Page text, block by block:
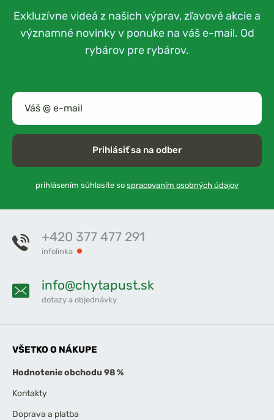
Exkluzívne videá z našich výprav, zľavové akcie a
významné novinky v ponuke na váš e-mail. Od
rybárov pre rybárov.
Prihlásiť sa na odber
prihlásením súhlasíte so spracovaním osobných údajov
+420 377 477 291
infolinka
info@chytapust.sk
dotazy a objednávky
VŠETKO O NÁKUPE
Hodnotenie obchodu 98 %
Kontakty
Doprava a platba